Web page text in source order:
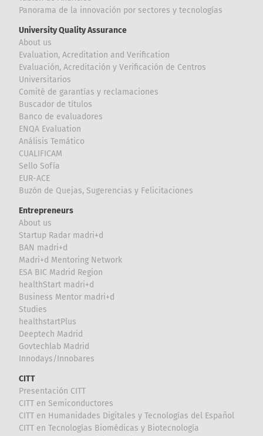
Panorama de la innovación por sectores y tecnologías
University Quality Assurance
About us
Evaluation, Acreditation and Verification
Evaluación, Acreditación y Verificación de Centros
Universitarios
Comité de garantías y reclamaciones
Buscador de títulos
Banco de evaluadores
ENQA Evaluation
Análisis Temático
CUALIFICAM
Sello Sofía
EUR-ACE
Buzón de Quejas, Sugerencias y Felicitaciones
Entrepreneurs
About us
Startup Radar madri+d
BAN madri+d
Madri+d Mentoring Network
ESA BIC Madrid Region
healthStart madri+d
Business Mentor madri+d
Studies
healthstartPlus
Deeptech Madrid
Govtechlab Madrid
Innodays/Innobares
CITT
Presentación CITT
CITT en Semiconductores
CITT en Humanidades Digitales y Tecnologías del Español
CITT en Tecnologías Biomédicas y Biotecnología